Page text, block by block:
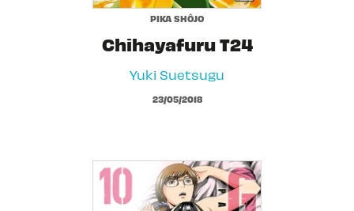
PIKA SHÔJO
Chihayafuru T24
Yuki Suetsugu
23/05/2018